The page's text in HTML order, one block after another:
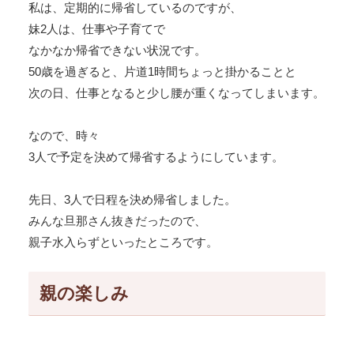
私は、定期的に帰省しているのですが、
妹2人は、仕事や子育てで
なかなか帰省できない状況です。
50歳を過ぎると、片道1時間ちょっと掛かることと
次の日、仕事となると少し腰が重くなってしまいます。
なので、時々
3人で予定を決めて帰省するようにしています。
先日、3人で日程を決め帰省しました。
みんな旦那さん抜きだったので、
親子水入らずといったところです。
親の楽しみ